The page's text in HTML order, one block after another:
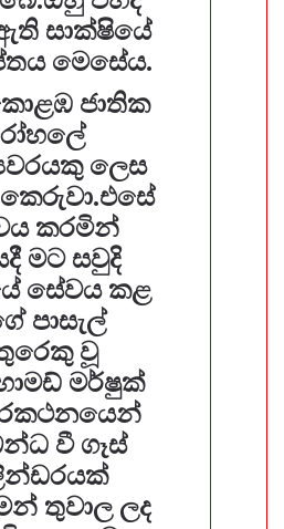
සාක්ෂියේ
මෙසේය.
ජාතික
ලෙස
කරමින්
මට සවුදි
සේවය කළ
පාසැල්
වූ
මර්ෂුක්
වී ගෑස්
තුවාල ලද